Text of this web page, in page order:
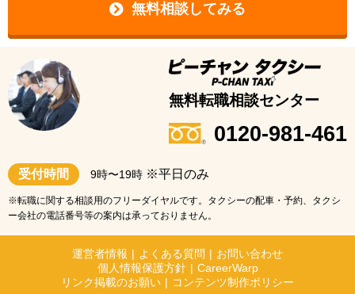
無料相談してみる
無料転職相談センター
0120-981-461
受付時間 9時〜19時 ※平日のみ
※転職に関する相談用のフリーダイヤルです。タクシーの配車・予約、タクシ
ー会社の電話番号等の案内は承っておりません。
運営者情報 | よくある質問 | お問い合わせ
個人情報保護方針 | CareerWarp
リンク掲載のお願い | コンテンツ制作ポリシー